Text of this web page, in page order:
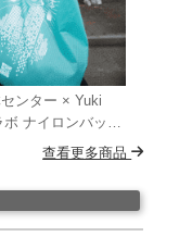
ンター × Yuki
ナイロンバッグ
查看更多商品